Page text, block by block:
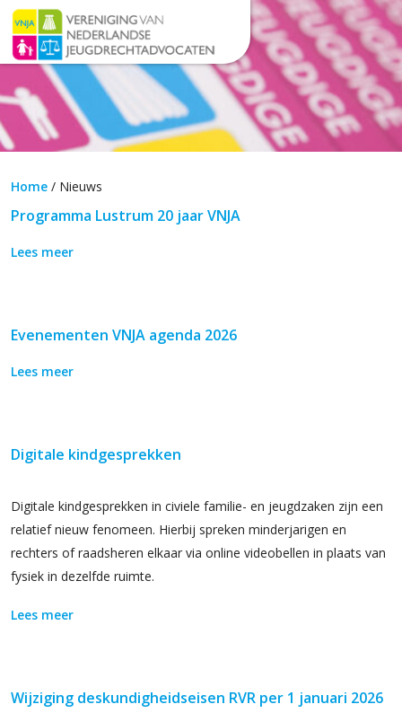
Home / Nieuws
Programma Lustrum 20 jaar VNJA
Lees meer
Evenementen VNJA agenda 2026
Lees meer
Digitale kindgesprekken
Digitale kindgesprekken in civiele familie- en jeugdzaken zijn een
relatief nieuw fenomeen. Hierbij spreken minderjarigen en
rechters of raadsheren elkaar via online videobellen in plaats van
fysiek in dezelfde ruimte.
Lees meer
Wijziging deskundigheidseisen RVR per 1 januari 2026